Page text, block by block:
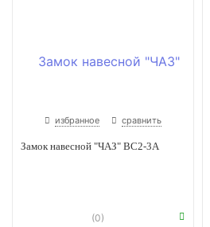
избранное сравнить
Замок навесной "ЧАЗ" ВС2-3А
(0)